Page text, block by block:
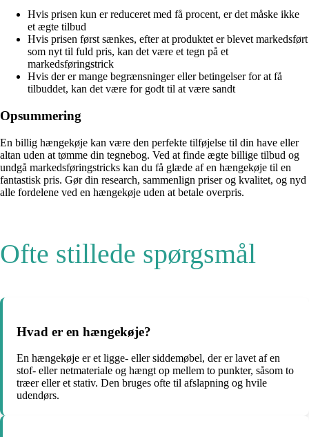
Hvis prisen kun er reduceret med få procent, er det måske ikke
et ægte tilbud
Hvis prisen først sænkes, efter at produktet er blevet markedsført
som nyt til fuld pris, kan det være et tegn på et
markedsføringstrick
Hvis der er mange begrænsninger eller betingelser for at få
tilbuddet, kan det være for godt til at være sandt
Opsummering
En billig hængekøje kan være den perfekte tilføjelse til din have eller
altan uden at tømme din tegnebog. Ved at finde ægte billige tilbud og
undgå markedsføringstricks kan du få glæde af en hængekøje til en
fantastisk pris. Gør din research, sammenlign priser og kvalitet, og nyd
alle fordelene ved en hængekøje uden at betale overpris.
Ofte stillede spørgsmål
Hvad er en hængekøje?
En hængekøje er et ligge- eller siddemøbel, der er lavet af en
stof- eller netmateriale og hængt op mellem to punkter, såsom to
træer eller et stativ. Den bruges ofte til afslapning og hvile
udendørs.